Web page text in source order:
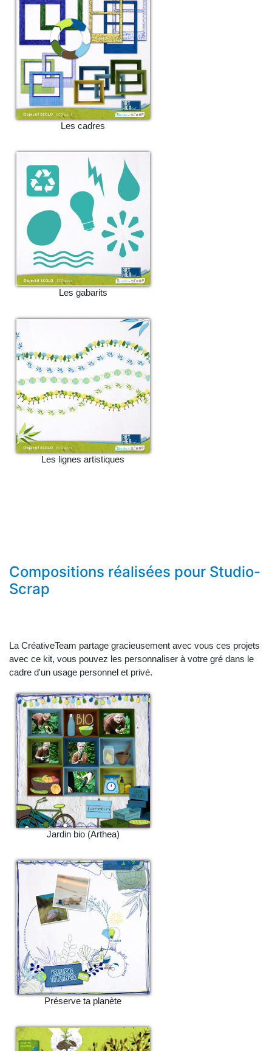
Les cadres
Les gabarits
Les lignes artistiques
Compositions réalisées pour Studio-
Scrap
La CréativeTeam partage gracieusement avec vous ces projets
avec ce kit, vous pouvez les personnaliser à votre gré dans le
cadre d'un usage personnel et privé.
Jardin bio (Arthea)
Préserve ta planète